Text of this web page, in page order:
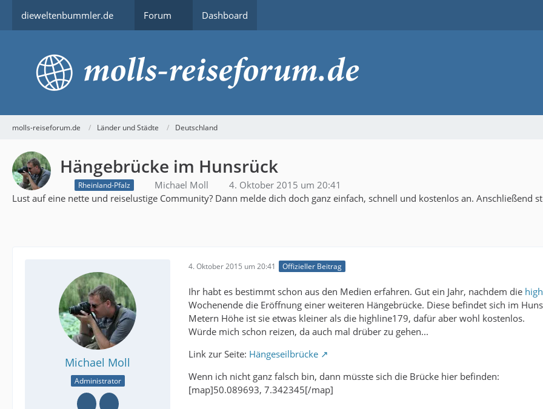
dieweltenbummler.de Forum Dashboard
molls-reiseforum.de Länder und Städte Deutschland
Hängebrücke im Hunsrück
Rheinland-Pfalz Michael Moll
4. Oktober 2015 um 20:41
Lust auf eine nette und reiselustige Community? Dann melde dich doch ganz einfach, schnell und kostenlos an. Anschließend
Michael Moll
Administrator
4. Oktober 2015 um 20:41 Offizieller Beitrag
Ihr habt es bestimmt schon aus den Medien erfahren. Gut ein Jahr, nachdem die
Wochenende die Eröffnung einer weiteren Hängebrücke. Diese befindet sich im
Metern Höhe ist sie etwas kleiner als die highline179, dafür aber wohl kostenlos.
Würde mich schon reizen, da auch mal drüber zu gehen...
Link zur Seite: Hängeseilbrücke
Wenn ich nicht ganz falsch bin, dann müsste sich die Brücke hier befinden:
[map]50.089693, 7.342345[/map]